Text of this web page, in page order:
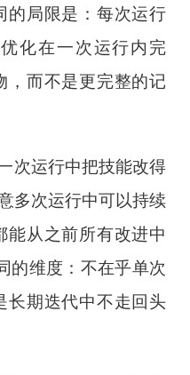
的局限是：每次运行
化在一次运行内完
，而不是更完整的记
次运行中把技能改得
多次运行中可以持续
能从之前所有改进中
的维度：不在乎单次
长期迭代中不走回头